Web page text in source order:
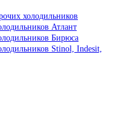
холодильников
Атлант
Бирюса
Stinol, Indesit,